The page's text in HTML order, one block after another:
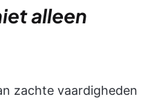
alleen
zachte vaardigheden